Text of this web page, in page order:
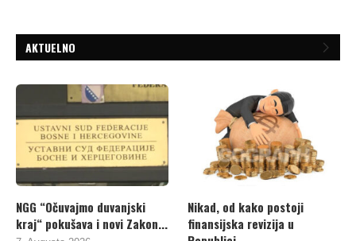
AKTUELNO
NGG “Očuvajmo duvanjski
kraj“ pokušava i novi Zakon...
Nikad, od kako postoji
finansijska revizija u